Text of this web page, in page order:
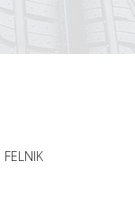
FELNIK